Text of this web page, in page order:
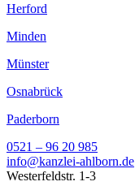
Herford
Minden
Münster
Osnabrück
Paderborn
0521 – 96 20 985
info@kanzlei-ahlborn.de
Westerfeldstr. 1-3